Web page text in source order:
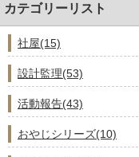
カテゴリーリスト
社屋(15)
設計監理(53)
活動報告(43)
おやじシリーズ(10)